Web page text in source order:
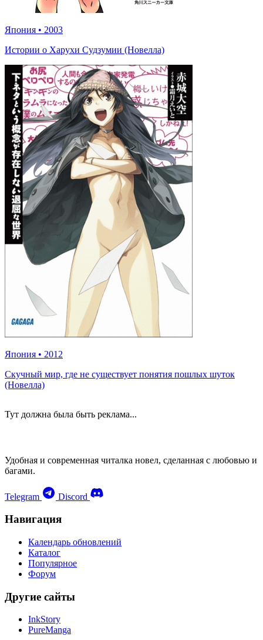
Япония • 2003
Истории о Харухи Судзумии (Новелла)
Япония • 2012
Скучный мир, где не существует понятия пошлых шуток
(Новелла)
Тут должна была быть реклама...
Удобная и современная читалка новел, сделанная с любовью и
багами.
Telegram Discord
Навигация
Календарь обновлений
Каталог
Популярное
Форум
Другие сайты
InkStory
PureManga